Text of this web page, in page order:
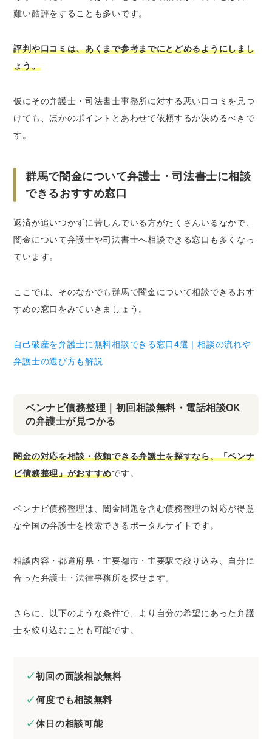
難い酷評をすることも多いです。
評判や口コミは、あくまで参考までにとどめるようにしまし
ょう。
仮にその弁護士・司法書士事務所に対する悪い口コミを見つ
けても、ほかのポイントとあわせて依頼するか決めるべきで
す。
群馬で闇金について弁護士・司法書士に相談
できるおすすめ窓口
返済が追いつかずに苦しんでいる方がたくさんいるなかで、
闇金について弁護士や司法書士へ相談できる窓口も多くなっ
ています。
ここでは、そのなかでも群馬で闇金について相談できるおす
すめの窓口をみていきましょう。
自己破産を弁護士に無料相談できる窓口4選｜相談の流れや
弁護士の選び方も解説
ベンナビ債務整理｜初回相談無料・電話相談OK
の弁護士が見つかる
闇金の対応を相談・依頼できる弁護士を探すなら、「ベンナ
ビ債務整理」がおすすめです。
ベンナビ債務整理は、闇金問題を含む債務整理の対応が得意
な全国の弁護士を検索できるポータルサイトです。
相談内容・都道府県・主要都市・主要駅で絞り込み、自分に
合った弁護士・法律事務所を探せます。
さらに、以下のような条件で、より自分の希望にあった弁護
士を絞り込むことも可能です。
初回の面談相談無料
何度でも相談無料
休日の相談可能